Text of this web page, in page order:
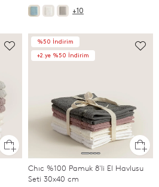
+10
%50 İndirim
+2.ye %50 İndirim
Chıc %100 Pamuk 8'li El Havlusu
Seti 30x40 cm